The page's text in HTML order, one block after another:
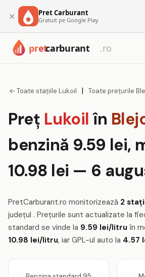
× Pret Carburant
Gratuit pe Google Play
← Toate stațiile Lukoil | Toate prețurile
Preț Lukoil în
benzină 9.59 lei,
10.98 lei — 6
PretCarburant.ro monitorizează 2
județul . Prețurile sunt actualizate la
standard se vinde la 9.59 lei/litru în
10.98 lei/litru, iar GPL-ul auto la 4.57